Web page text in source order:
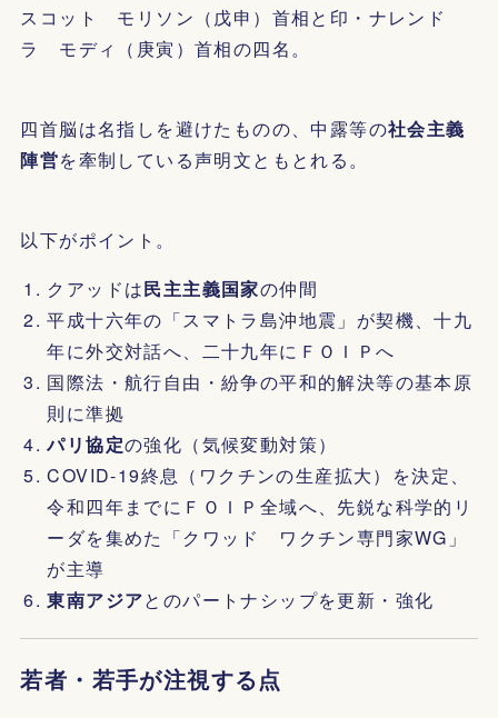
スコット モリソン（戊申）首相と印・ナレンド
ラ モディ（庚寅）首相の四名。
四首脳は名指しを避けたものの、中露等の社会主義
陣営を牽制している声明文ともとれる。
以下がポイント。
クアッドは民主主義国家の仲間
平成十六年の「スマトラ島沖地震」が契機、十九
年に外交対話へ、二十九年にＦＯＩＰへ
国際法・航行自由・紛争の平和的解決等の基本原
則に準拠
パリ協定の強化（気候変動対策）
COVID-19終息（ワクチンの生産拡大）を決定、
令和四年までにＦＯＩＰ全域へ、先鋭な科学的リ
ーダを集めた「クワッド ワクチン専門家WG」
が主導
東南アジアとのパートナシップを更新・強化
若者・若手が注視する点